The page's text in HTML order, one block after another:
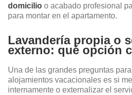
domicilio o acabado profesional
para montar en el apartamento.
Lavandería propia o
externo: qué opción
Una de las grandes preguntas
alojamientos vacacionales es si
internamente o externalizar el